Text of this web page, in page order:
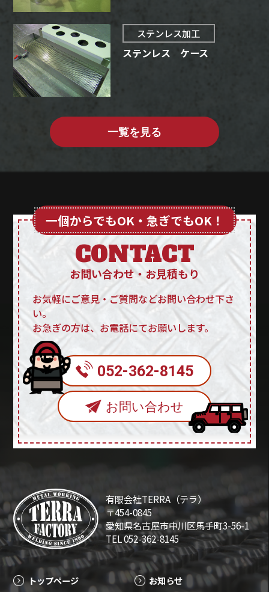
ステンレス加工
ステンレス ケース
一覧を見る
一個からでもOK・急ぎでもOK！
CONTACT
お問い合わせ・お見積もり
お気軽にご意見・ご質問などお問い合わせ下さ
い。
お急ぎの方は、お電話にてお願いします。
052-362-8145
お問い合わせ
有限会社TERRA（テラ）
〒454-0845
愛知県名古屋市中川区馬手町3-56-1
TEL 052-362-8145
トップページ お知らせ